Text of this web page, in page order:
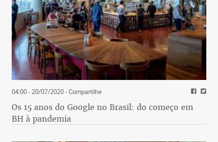
04:00 - 20/07/2020- Compartilhe
Os 15 anos do Google no Brasil: do começo em
BH à pandemia